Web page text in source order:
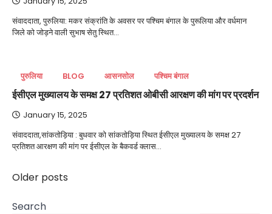
संवाददाता, पुरुलिया: मकर संक्रांति के अवसर पर पश्चिम बंगाल के पुरूलिया और वर्धमान
जिले को जोड़ने वाली सुभाष सेतु स्थित…
पुरुलिया BLOG आसनसोल पश्चिम बंगाल
ईसीएल मुख्यालय के समक्ष 27 प्रतिशत ओबीसी आरक्षण की मांग पर प्रदर्शन
January 15, 2025
संवाददाता,सांकतोड़िया : बुधवार को सांकतोड़िया स्थित ईसीएल मुख्यालय के समक्ष 27
प्रतिशत आरक्षण की मांग पर ईसीएल के बैकवर्ड क्लास…
Posts
navigation
Older posts
Search